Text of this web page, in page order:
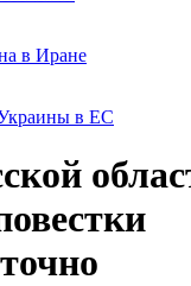
в Иране
в ЕС